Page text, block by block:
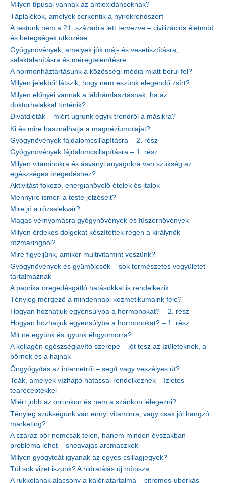
Milyen típusai vannak az antioxidánsoknak?
Táplálékok, amelyek serkentik a nyirokrendszert
A testünk nem a 21. századra lett tervezve – civilizációs életmód
és betegségek ütközése
Gyógynövények, amelyek jók máj- és vesetisztításra,
salaktalanításra és méregtelenítésre
A hormonháztartásunk a közösségi média miatt borul fel?
Milyen jelekből látszik, hogy nem eszünk elegendő zsírt?
Milyen előnyei vannak a lábhámlasztásnak, ha az
doktorhalakkal történik?
Divatdiéták – miért ugrunk egyik trendről a másikra?
Ki és mire használhatja a magnéziumolajat?
Gyógynövények fájdalomcsillapításra – 2. rész
Gyógynövények fájdalomcsillapításra – 1. rész
Milyen vitaminokra és ásványi anyagokra van szükség az
egészséges öregedéshez?
Aktivitást fokozó, energianövelő ételek és italok
Mennyire ismeri a teste jelzéseit?
Mire jó a rózsalekvár?
Magas vérnyomásra gyógynövények és fűszernövények
Milyen érdekes dolgokat készítettek régen a királynők
rozmaringból?
Mire figyeljünk, amikor multivitamint veszünk?
Gyógynövények és gyümölcsök – sok természetes vegyületet
tartalmaznak
A paprika öregedésgátló hatásokkal is rendelkezik
Tényleg mérgező a mindennapi kozmetikumaink fele?
Hogyan hozhatjuk egyensúlyba a hormonokat? – 2. rész
Hogyan hozhatjuk egyensúlyba a hormonokat? – 1. rész
Mit ne együnk és igyunk éhgyomorra?
A kollagén egészségjavító szerepe – jót tesz az ízületeknek, a
bőrnek és a hajnak
Öngyógyítás az internetről – segít vagy veszélyes út?
Teák, amelyek vízhajtó hatással rendelkeznek – ízletes
teareceptekkel
Miért jobb az orrunkon és nem a szánkon lélegezni?
Tényleg szükségünk van ennyi vitaminra, vagy csak jól hangzó
marketing?
A száraz bőr nemcsak télen, hanem minden évszakban
probléma lehet – sheavajas arcmaszkok
Milyen gyógyteát igyanak az egyes csillagjegyek?
Túl sok vizet iszunk? A hidratálás új mítosza
A rukkolának alacsony a kalóriatartalma – citromos-uborkás